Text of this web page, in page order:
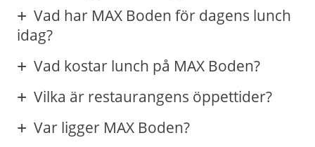
Vad har MAX Boden för dagens lunch
idag?
Vad kostar lunch på MAX Boden?
Vilka är restaurangens öppettider?
Var ligger MAX Boden?